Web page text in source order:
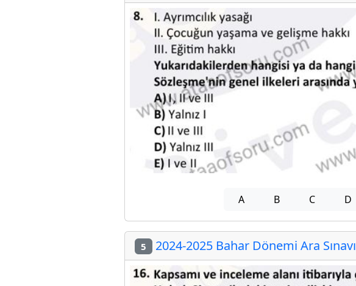
A B C D
5 2024-2025 Bahar Dönemi Ara Sınavı